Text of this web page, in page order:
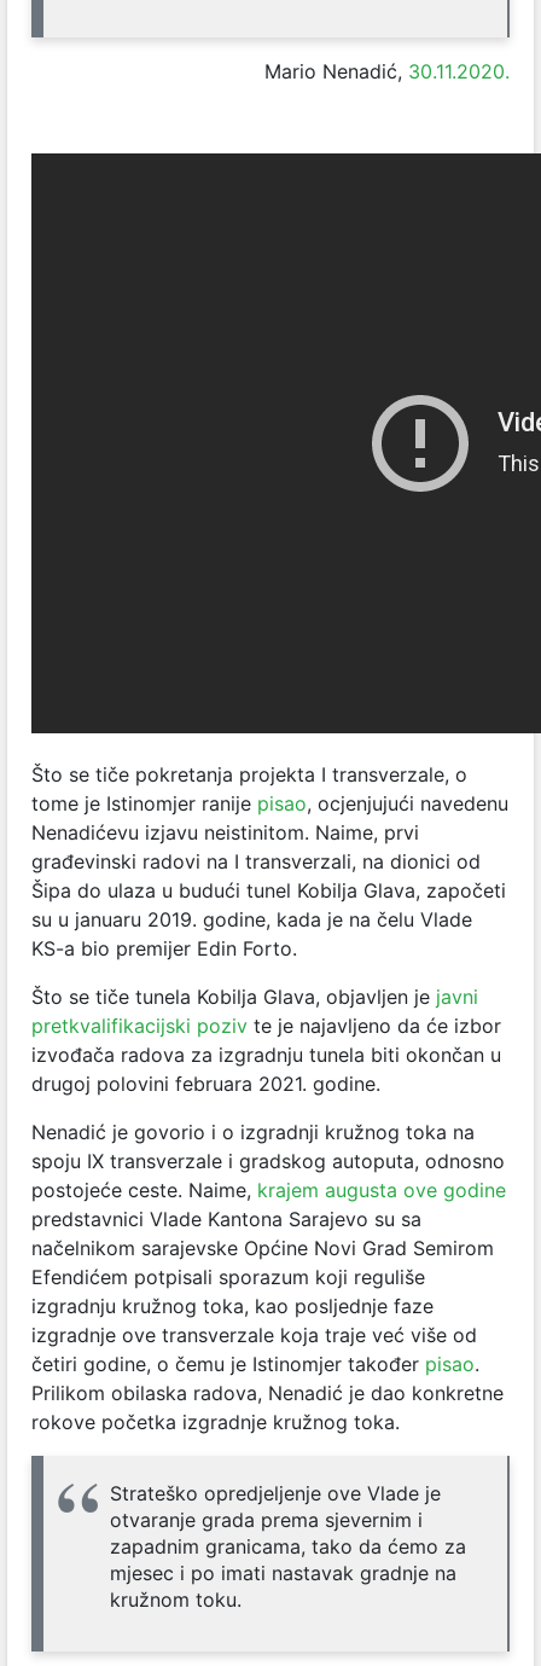
Mario Nenadić, 30.11.2020.
Što se tiče pokretanja projekta I transverzale, o
tome je Istinomjer ranije pisao, ocjenjujući navedenu
Nenadićevu izjavu neistinitom. Naime, prvi
građevinski radovi na I transverzali, na dionici od
Šipa do ulaza u budući tunel Kobilja Glava, započeti
su u januaru 2019. godine, kada je na čelu Vlade
KS-a bio premijer Edin Forto.
Što se tiče tunela Kobilja Glava, objavljen je javni
pretkvalifikacijski poziv te je najavljeno da će izbor
izvođača radova za izgradnju tunela biti okončan u
drugoj polovini februara 2021. godine.
Nenadić je govorio i o izgradnji kružnog toka na
spoju IX transverzale i gradskog autoputa, odnosno
postojeće ceste. Naime, krajem augusta ove godine
predstavnici Vlade Kantona Sarajevo su sa
načelnikom sarajevske Općine Novi Grad Semirom
Efendićem potpisali sporazum koji reguliše
izgradnju kružnog toka, kao posljednje faze
izgradnje ove transverzale koja traje već više od
četiri godine, o čemu je Istinomjer također pisao.
Prilikom obilaska radova, Nenadić je dao konkretne
rokove početka izgradnje kružnog toka.
Strateško opredjeljenje ove Vlade je
otvaranje grada prema sjevernim i
zapadnim granicama, tako da ćemo za
mjesec i po imati nastavak gradnje na
kružnom toku.